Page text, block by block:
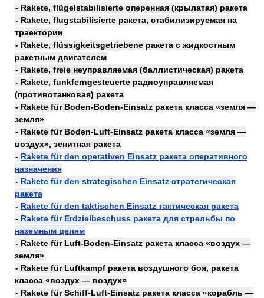
- Rakete, flügelstabilisierte оперенная (крылатая) ракета
- Rakete, flugstabilisierte ракета, стабилизируемая на
траектории
- Rakete, flüssigkeitsgetriebene ракета с жидкостным
ракетным двигателем
- Rakete, freie неуправляемая (баллистическая) ракета
- Rakete, funkferngesteuerte радиоуправляемая
(противотанковая) ракета
- Rakete für Boden-Boden-Einsatz ракета класса «земля —
земля»
- Rakete für Boden-Luft-Einsatz ракета класса «земля —
воздух», зенитная ракета
- Rakete für den operativen Einsatz ракета оперативного
назначения
- Rakete für den strategischen Einsatz стратегическая
ракета
- Rakete für den taktischen Einsatz тактическая ракета
- Rakete für Erdzielbeschuss ракета для стрельбы по
наземным целям
- Rakete für Luft-Boden-Einsatz ракета класса «воздух —
земля»
- Rakete für Luftkampf ракета воздушного боя, ракета
класса «воздух — воздух»
- Rakete für Schiff-Luft-Einsatz ракета класса «корабль —